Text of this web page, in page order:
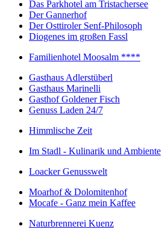
Das Parkhotel am Tristachersee
Der Gannerhof
Der Osttiroler Senf-Philosoph
Diogenes im großen Fassl
Familienhotel Moosalm ****
Gasthaus Adlerstüberl
Gasthaus Marinelli
Gasthof Goldener Fisch
Genuss Laden 24/7
Himmlische Zeit
Im Stadl - Kulinarik und Ambiente
Loacker Genusswelt
Moarhof & Dolomitenhof
Mocafe - Ganz mein Kaffee
Naturbrennerei Kuenz